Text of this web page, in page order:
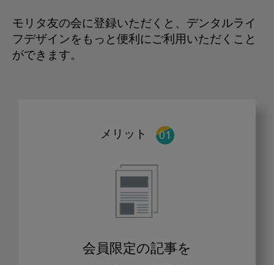
モリタ友の会に登録いただくと、デンタルライ
フデザインをもっと便利にご利用いただくこと
ができます。
メリット
会員限定の記事を